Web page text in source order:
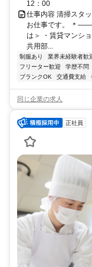
12：00
仕事内容 清掃スタ
お仕事です。
は＞ ・賃貸マンシ
共用部...
制服あり 業界未経験者歓
フリーター歓迎
学歴不問
ブランクOK
交通費支給
同じ企業の求人
正社員